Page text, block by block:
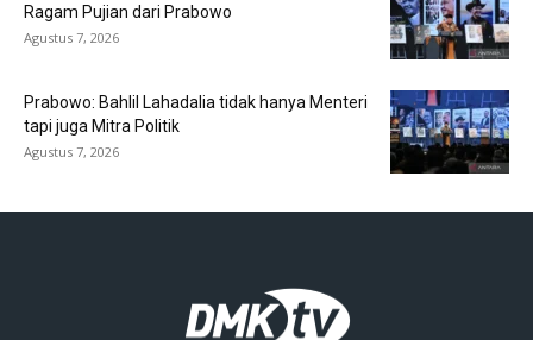
Ragam Pujian dari Prabowo
Agustus 7, 2026
Prabowo: Bahlil Lahadalia tidak hanya Menteri
tapi juga Mitra Politik
Agustus 7, 2026